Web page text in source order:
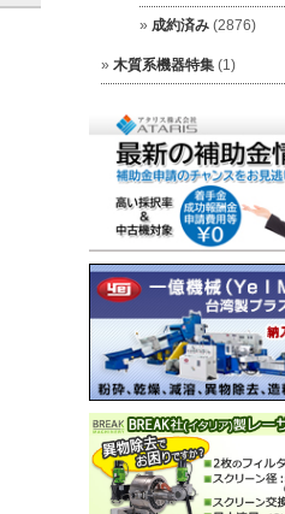
成約済み(2876)
木質系機器特集(1)